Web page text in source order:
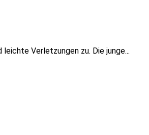
Verletzungen zu. Die junge...